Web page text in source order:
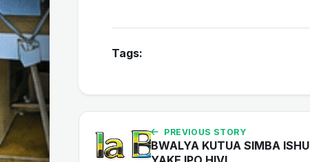
Tags:
PREVIOUS STORY
BWALYA KUTUA SIMBA ISHU